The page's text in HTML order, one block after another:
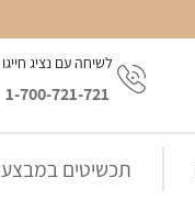
לשיחה עם נציג חייגו
1-700-721-721
תכשיטים במבצע